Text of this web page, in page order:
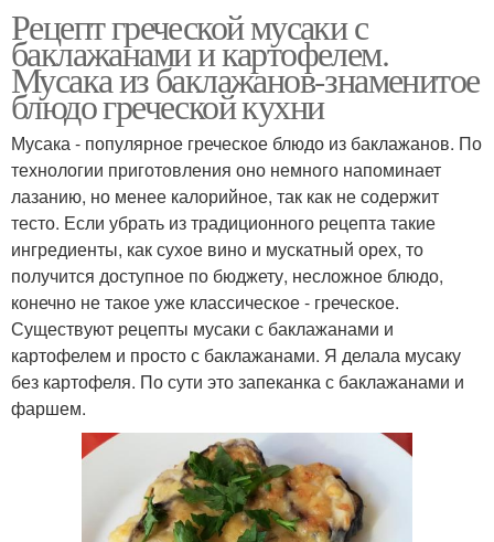
Рецепт греческой мусаки с
баклажанами и картофелем.
Мусака из баклажанов-знаменитое
блюдо греческой кухни
Мусака - популярное греческое блюдо из баклажанов. По
технологии приготовления оно немного напоминает
лазанию, но менее калорийное, так как не содержит
тесто. Если убрать из традиционного рецепта такие
ингредиенты, как сухое вино и мускатный орех, то
получится доступное по бюджету, несложное блюдо,
конечно не такое уже классическое - греческое.
Существуют рецепты мусаки с баклажанами и
картофелем и просто с баклажанами. Я делала мусаку
без картофеля. По сути это запеканка с баклажанами и
фаршем.